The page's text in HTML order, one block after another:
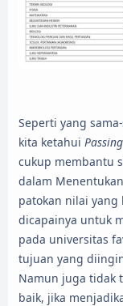
Seperti yang
kita ketahui
cukup membantu
dalam Menentukan
patokan nilai yang
dicapainya untuk
pada universitas
tujuan yang
Namun juga tidak
baik, jika